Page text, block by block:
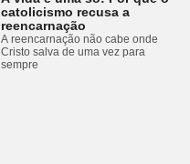
catolicismo recusa a
reencarnação
A reencarnação não cabe onde
Cristo salva de uma vez para
sempre